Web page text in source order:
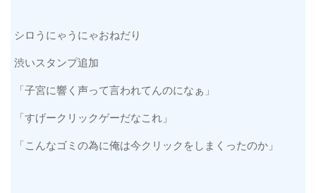
シロうにゃうにゃおねだり
渋いスタンプ追加
「子宮に響く声って言われてんのになぁ」
「すげークリックゲーだなこれ」
「こんなゴミの為に俺は今クリックをしまくったのか」